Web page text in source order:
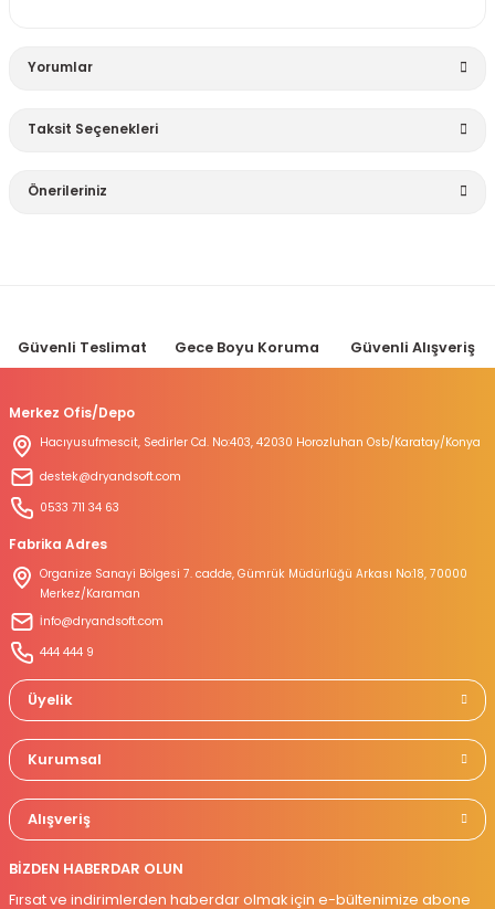
Yorumlar
Taksit Seçenekleri
Önerileriniz
Ürün resmi kalitesiz, bozuk veya görüntülenemiyor.
Ürün açıklamasında eksik bilgiler bulunuyor.
Güvenli Teslimat Gece Boyu Koruma Güvenli Alışveriş
Merkez Ofis/Depo
Hacıyusufmescit, Sedirler Cd. No:403, 42030 Horozluhan Osb/Karatay/Konya
destek@dryandsoft.com
0533 711 34 63
Fabrika Adres
Organize Sanayi Bölgesi 7. cadde, Gümrük Müdürlüğü Arkası No:18, 70000
Merkez/Karaman
İnfo@dryandsoft.com
444 444 9
Üyelik
Kurumsal
Alışveriş
BİZDEN HABERDAR OLUN
Fırsat ve indirimlerden haberdar olmak için e-bültenimize abone